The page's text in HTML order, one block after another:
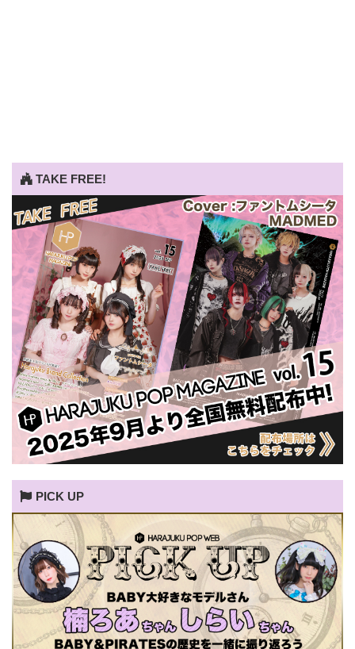
TAKE FREE!
PICK UP